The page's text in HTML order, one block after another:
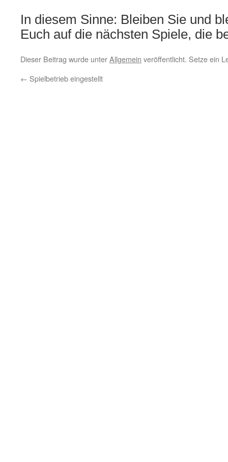
In diesem Sinne: Bleiben Sie und
Euch auf die nächsten Spiele, die
Dieser Beitrag wurde unterAllgemein veröffentlicht. Setze ein
← Spielbetrieb eingestellt